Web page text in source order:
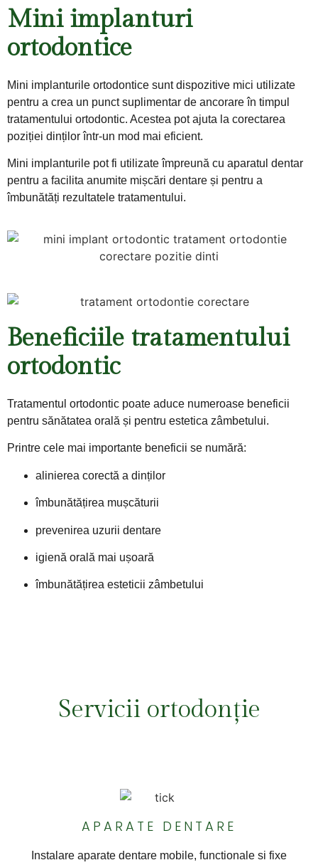
Mini implanturi
ortodontice
Mini implanturile ortodontice sunt dispozitive mici utilizate
pentru a crea un punct suplimentar de ancorare în timpul
tratamentului ortodontic. Acestea pot ajuta la corectarea
poziției dinților într-un mod mai eficient.
Mini implanturile pot fi utilizate împreună cu aparatul dentar
pentru a facilita anumite mișcări dentare și pentru a
îmbunătăți rezultatele tratamentului.
Beneficiile tratamentului
ortodontic
Tratamentul ortodontic poate aduce numeroase beneficii
pentru sănătatea orală și pentru estetica zâmbetului.
Printre cele mai importante beneficii se numără:
alinierea corectă a dinților
îmbunătățirea mușcăturii
prevenirea uzurii dentare
igienă orală mai ușoară
îmbunătățirea esteticii zâmbetului
Servicii ortodonție
APARATE DENTARE
Instalare aparate dentare mobile, functionale si fixe